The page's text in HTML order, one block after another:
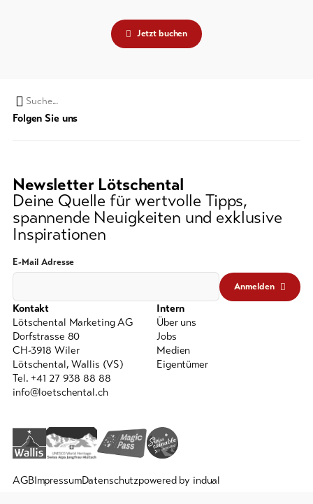
Jetzt buchen
Suchwort
Folgen Sie uns
Newsletter Lötschental
Deine Quelle für wertvolle Tipps,
spannende Neuigkeiten und exklusive
Inspirationen
E-Mail Adresse
Anmelden
Kontakt
Lötschental Marketing AG
Dorfstrasse 80
CH-3918 Wiler
Lötschental, Wallis (VS)
Tel. +41 27 938 88 88
info@loetschental.ch
Intern
Über uns
Jobs
Medien
Eigentümer
AGBImpressumDatenschutzpowered by indual